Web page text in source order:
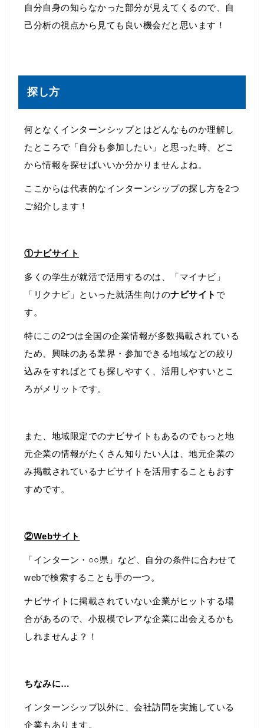
自分自身の知らなかった部分が見えてくるので、自
己分析の視点から見ても良い機会だと思います！
探し方
何となくインターンシップとはどんなものか理解し
たところで「自分も参加したい」と思った時、どこ
から情報を探せばいいか分かりませんよね。
ここからは代表的なインターンシップの探し方を2つ
ご紹介します！
①ナビサイト
多くの学生が就活で活用するのは、「マイナビ」
「リクナビ」といった就活生向けのナビサイト で
す。
特にこの2つは全国の企業情報が多数掲載されている
ため、興味のある業界・参加できる地域などの絞り
込みをすればとても探しやすく、活用しやすいとこ
ろがメリットです。
また、地域限定でのナビサイトもあるのでもっと地
元企業の情報がたくさん知りたい人は、地元企業の
み掲載されているナビサイトを活用することもおす
すめです。
②Webサイト
「インターン・○○県」など、自分の条件に合わせて
webで検索することも手の一つ。
ナビサイトに掲載されていない企業がヒットする場
合があるので、小規模でレアな企業に出会えるかも
しれませんよ？！
ちなみに…
インターンシップ以外に、会社訪問を実施している
企業もあります。